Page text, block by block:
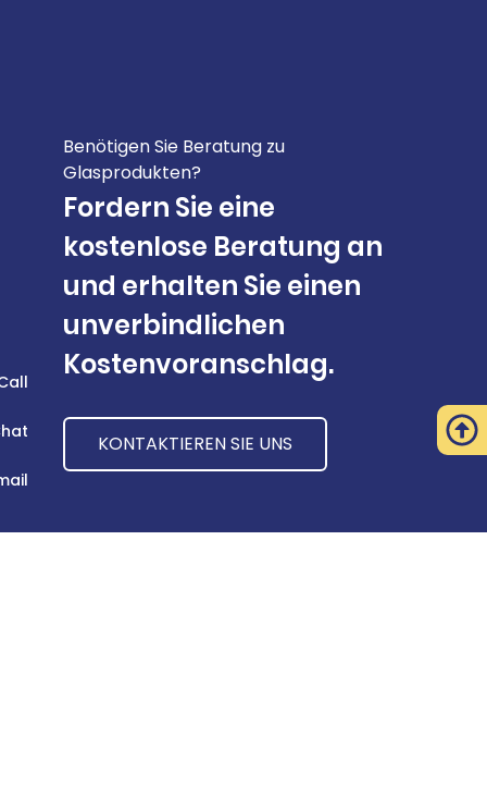
Benötigen Sie Beratung zu
Glasprodukten?
Fordern Sie eine
kostenlose Beratung an
und erhalten Sie einen
unverbindlichen
Kostenvoranschlag.
KONTAKTIEREN SIE UNS